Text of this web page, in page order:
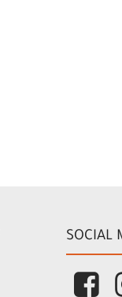
SOCIAL